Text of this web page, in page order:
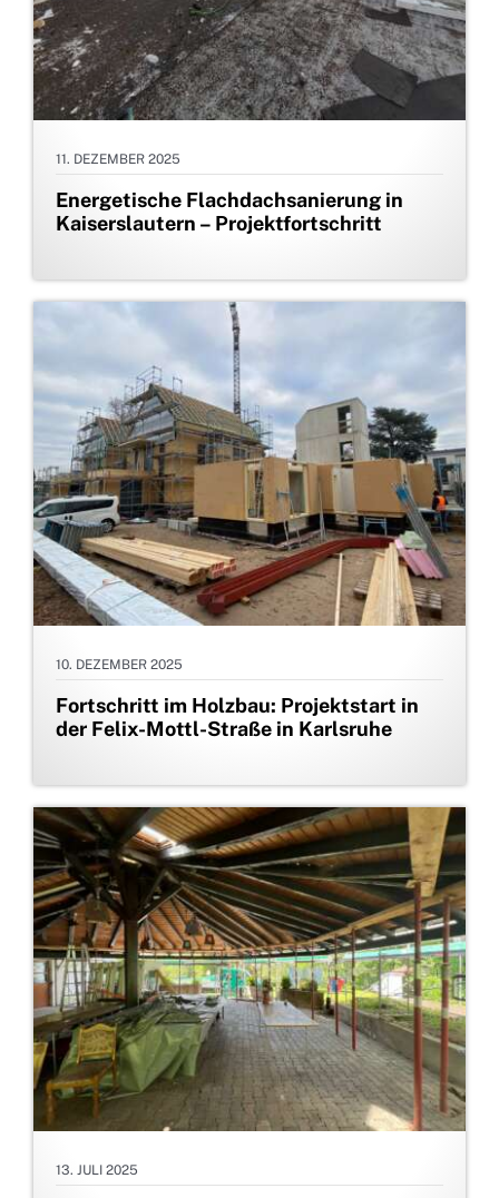
11. DEZEMBER 2025
Energetische Flachdachsanierung in
Kaiserslautern – Projektfortschritt
10. DEZEMBER 2025
Fortschritt im Holzbau: Projektstart in
der Felix-Mottl-Straße in Karlsruhe
13. JULI 2025